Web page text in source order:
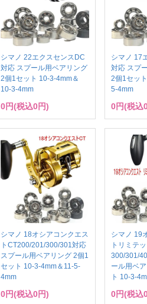
シマノ 22エクスセンスDC
対応 スプール用ベアリング
2個1セット 10-3-4mm＆
10-3-4mm
0円(税込0円)
シマノ 17
対応 スプ
2個1セッ
5-4mm
0円(税込
シマノ 18オシアコンクエス
トCT200/201/300/301対応
スプール用ベアリング 2個1
セット 10-3-4mm＆11-5-
4mm
0円(税込0円)
シマノ 19
トリミテ
300/301/
ール用ベ
ト 10-3-
0円(税込